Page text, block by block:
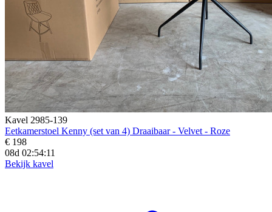
Kavel 2985-139
Eetkamerstoel Kenny (set van 4) Draaibaar - Velvet - Roze
€ 198
08d 02:54:09
Bekijk kavel